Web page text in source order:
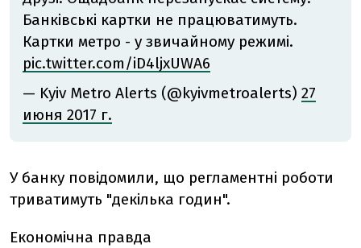
Банківські картки не працюватимуть.
Картки метро - у звичайному режимі.
pic.twitter.com/iD4ljxUWA6
— Kyiv Metro Alerts (@kyivmetroalerts) 27
июня 2017 г.
У банку повідомили, що регламентні роботи
триватимуть "декілька годин".
Економічна правда